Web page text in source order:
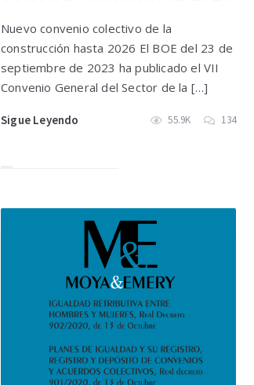
Nuevo convenio colectivo de la
construcción hasta 2026 El BOE del 23 de
septiembre de 2023 ha publicado el VII
Convenio General del Sector de la […]
Sigue Leyendo 55.9K 134